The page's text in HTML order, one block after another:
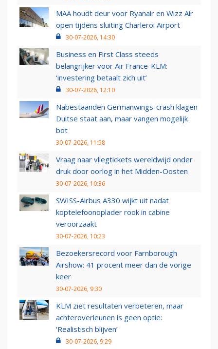
MAA houdt deur voor Ryanair en Wizz Air
open tijdens sluiting Charleroi Airport
30-07-2026, 14:30
Business en First Class steeds
belangrijker voor Air France-KLM:
‘investering betaalt zich uit’
30-07-2026, 12:10
Nabestaanden Germanwings-crash klagen
Duitse staat aan, maar vangen mogelijk
bot
30-07-2026, 11:58
Vraag naar vliegtickets wereldwijd onder
druk door oorlog in het Midden-Oosten
30-07-2026, 10:36
SWISS-Airbus A330 wijkt uit nadat
koptelefoonoplader rook in cabine
veroorzaakt
30-07-2026, 10:23
Bezoekersrecord voor Farnborough
Airshow: 41 procent meer dan de vorige
keer
30-07-2026, 9:30
KLM ziet resultaten verbeteren, maar
achteroverleunen is geen optie:
‘Realistisch blijven’
30-07-2026, 9:29